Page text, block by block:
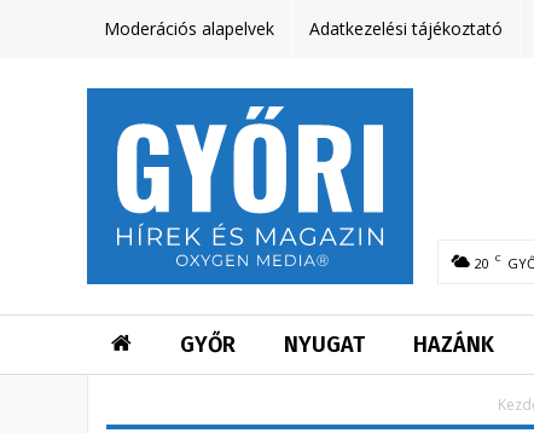
Moderációs alapelvek Adatkezelési tájékoztató
20 C
GYŐR NYUGAT HAZÁNK